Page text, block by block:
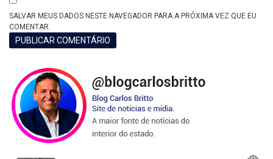
SALVAR MEUS DADOS NESTE NAVEGADOR PARA A PRÓXIMA VEZ QUE EU
COMENTAR.